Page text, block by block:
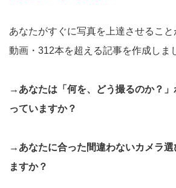
あなたがすぐに写真を上達させるこ
動画・312本を超える記事を作成しま
→あなたは「何を、どう撮るのか？
っていますか？
→あなたに合った間違わないカメラ
ますか？